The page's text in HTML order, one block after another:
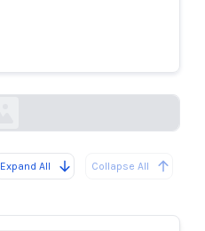
Expand All Collapse All